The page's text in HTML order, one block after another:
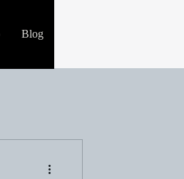
Blog